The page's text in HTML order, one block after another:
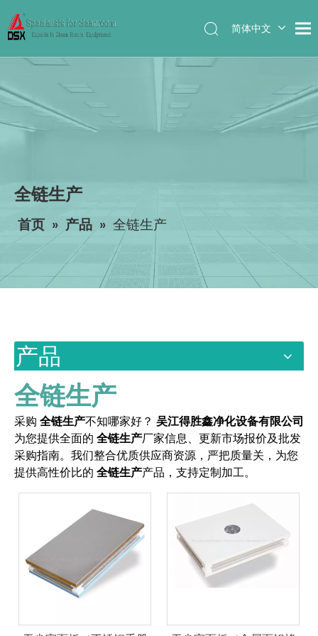
简体中文
全链生产
首页 » 产品 » 全链生产
产品
全链生产
采购 全链生产不知哪家好？ 吴江得胜鑫净化设备有限公司
为您提供全面的 全链生产厂家信息、更新市场报价及批发
采购指南。我们整合优质供应商资源，严把质量关，为您
提供高性价比的 全链生产产品，支持定制加工。